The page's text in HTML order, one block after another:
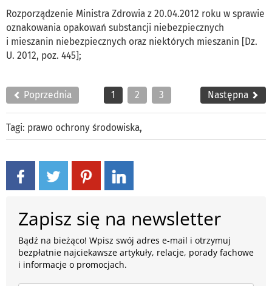
Rozporządzenie Ministra Zdrowia z 20.04.2012 roku w sprawie
oznakowania opakowań substancji niebezpiecznych
i mieszanin niebezpiecznych oraz niektórych mieszanin [Dz.
U. 2012, poz. 445];
Poprzednia 1 2 3 Następna
Tagi: prawo ochrony środowiska,
Zapisz się na newsletter
Bądź na bieżąco! Wpisz swój adres e-mail i otrzymuj
bezpłatnie najciekawsze artykuły, relacje, porady fachowe
i informacje o promocjach.